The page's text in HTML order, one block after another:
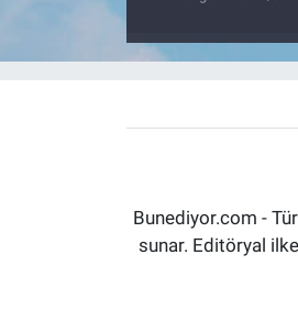
Bunediyor.com -
sunar. Editöryal